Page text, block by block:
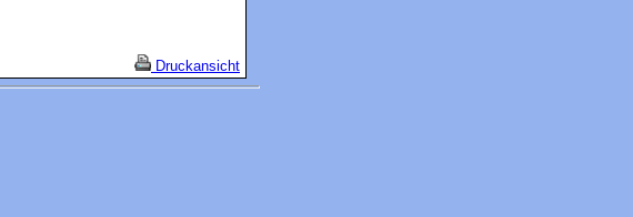
Druckansicht